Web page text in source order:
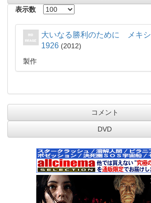
表示数
大いなる勝利のために メキ
1926
2012
製作
コメント
DVD